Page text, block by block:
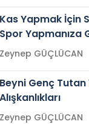
Kas Yapmak İçin
Spor Yapmanıza
Zeynep GÜÇLÜCAN
Beyni Genç Tutan
Alışkanlıkları
Zeynep GÜÇLÜCAN